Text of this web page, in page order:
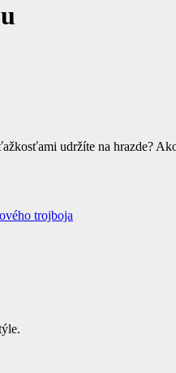
udržíte na hrazde?
trojboja